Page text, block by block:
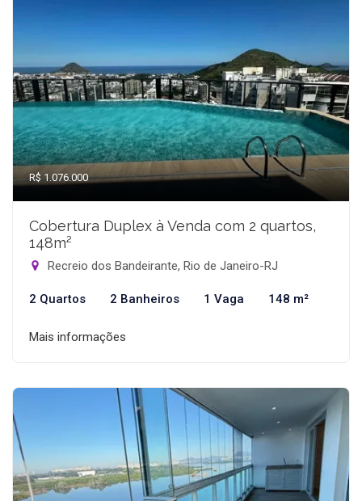
R$ 1.076.000
Cobertura Duplex à Venda com 2 quartos,
148m²
Recreio dos Bandeirante, Rio de Janeiro-RJ
2 Quartos 2 Banheiros 1 Vaga 148 m²
Mais informações